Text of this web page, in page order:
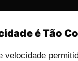
é Tão